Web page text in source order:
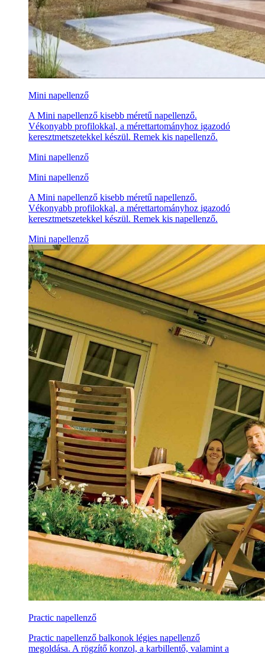
Mini napellenző
A Mini napellenző kisebb méretű napellenző.
Vékonyabb profilokkal, a mérettartományhoz igazodó
keresztmetszetekkel készül. Remek kis napellenző.
Mini napellenző
Mini napellenző
A Mini napellenző kisebb méretű napellenző.
Vékonyabb profilokkal, a mérettartományhoz igazodó
keresztmetszetekkel készül. Remek kis napellenző.
Mini napellenző
Practic napellenző
Practic napellenző balkonok légies napellenző
megoldása. A rögzítő konzol, a karbillentő, valamint a